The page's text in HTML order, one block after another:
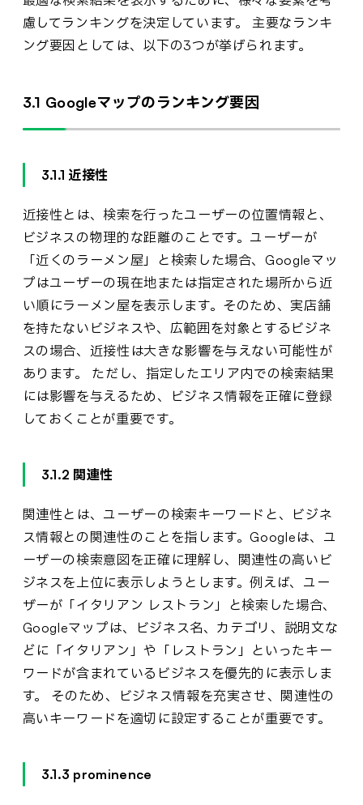
慮してランキングを決定しています。 主要なランキ
ング要因としては、以下の3つが挙げられます。
3.1 Googleマップのランキング要因
3.1.1 近接性
近接性とは、検索を行ったユーザーの位置情報と、
ビジネスの物理的な距離のことです。ユーザーが
「近くのラーメン屋」と検索した場合、Googleマッ
プはユーザーの現在地または指定された場所から近
い順にラーメン屋を表示します。そのため、実店舗
を持たないビジネスや、広範囲を対象とするビジネ
スの場合、近接性は大きな影響を与えない可能性が
あります。 ただし、指定したエリア内での検索結果
には影響を与えるため、ビジネス情報を正確に登録
しておくことが重要です。
3.1.2 関連性
関連性とは、ユーザーの検索キーワードと、ビジネ
ス情報との関連性のことを指します。Googleは、ユ
ーザーの検索意図を正確に理解し、関連性の高いビ
ジネスを上位に表示しようとします。例えば、ユー
ザーが「イタリアン レストラン」と検索した場合、
Googleマップは、ビジネス名、カテゴリ、説明文な
どに「イタリアン」や「レストラン」といったキー
ワードが含まれているビジネスを優先的に表示しま
す。 そのため、ビジネス情報を充実させ、関連性の
高いキーワードを適切に設定することが重要です。
3.1.3 prominence